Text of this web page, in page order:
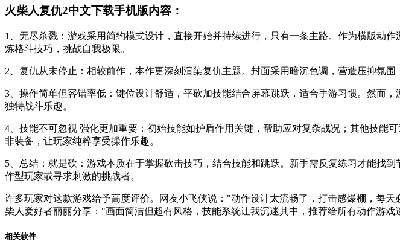
火柴人复仇2中文下载手机版内容：
1、无尽杀戮：游戏采用简约模式设计，直接开始并持续进行，只有一条主路。作为横版
炼格斗技巧，挑战自我极限。
2、复仇从未停止：相较前作，本作更深刻渲染复仇主题。封面采用暗沉色调，营造压抑氛
3、操作简单但容错率低：键位设计舒适，平砍加技能结合屏幕跳跃，适合手游习惯。然
独特战斗乐趣。
4、技能不可忽视 强化更加重要：初始技能如护盾作用关键，帮助应对复杂战况；其他技
非装备，让玩家纯粹享受操作乐趣。
5、总结：就是砍：游戏本质在于掌握砍击技巧，结合技能和跳跃。新手需反复练习才能找
作型玩家或寻求刺激的挑战者。
许多玩家对这款游戏给予高度评价。网友小飞侠说："动作设计太流畅了，打击感爆棚，每
柴人爱好者丽丽分享："画面简洁但超有风格，技能系统让我沉迷其中，推荐给所有动作游
相关软件